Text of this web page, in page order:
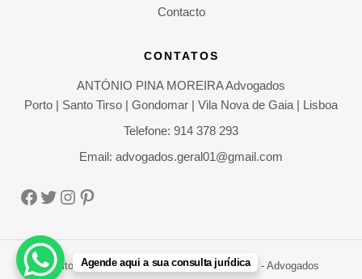
Contacto
CONTATOS
ANTÓNIO PINA MOREIRA Advogados
Porto | Santo Tirso | Gondomar | Vila Nova de Gaia | Lisboa
Telefone: 914 378 293
Email: advogados.geral01@gmail.com
Facebook
Twitter
Instagram
Pinterest
Direitos Autorais © 2026 António Pina Moreira - Advogados
Agende aqui a sua consulta jurídica